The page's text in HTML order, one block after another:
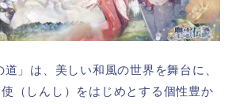
道」は、美しい和風の世界を舞台に、
（しんし）をはじめとする個性豊か